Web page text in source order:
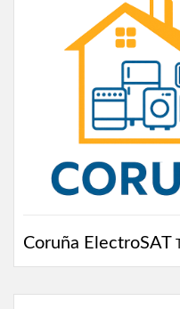
Coruña ElectroSAT